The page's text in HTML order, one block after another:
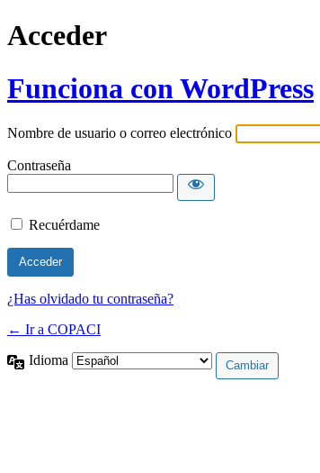
Acceder
Funciona con WordPress
Nombre de usuario o correo electrónico
Contraseña
Recuérdame
¿Has olvidado tu contraseña?
← Ir a COPACI
Idioma